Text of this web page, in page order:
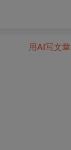
用AI写文章